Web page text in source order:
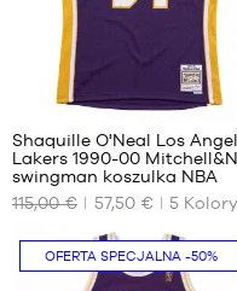
NASZE
DOSTĘPNE
ROZMIARY
Shaquille O'Neal Los
Lakers 1990-00
swingman koszulka NBA
115,00 €
57,50 € 5 Kolory
OFERTA SPECJALNA -50%